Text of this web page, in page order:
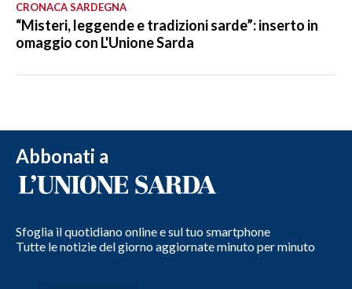
CRONACA SARDEGNA
“Misteri, leggende e tradizioni sarde”: inserto in
omaggio con L'Unione Sarda
Abbonati a
Sfoglia il quotidiano online e sul tuo smartphone
Tutte le notizie del giorno aggiornate minuto per minuto